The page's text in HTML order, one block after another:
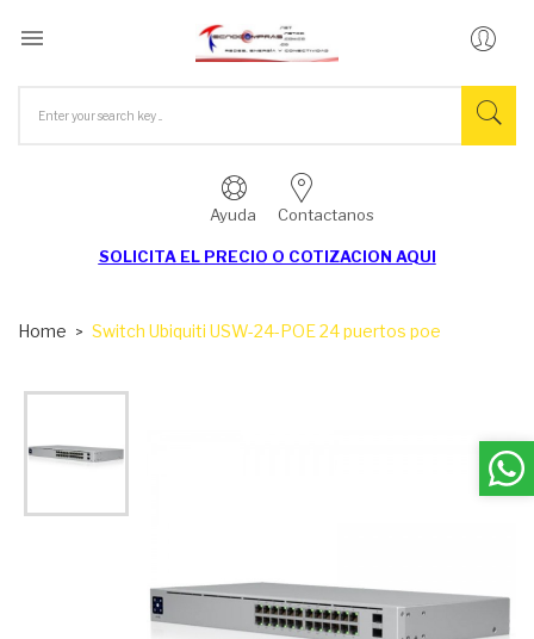

Ayuda Contactanos
SOLICITA EL PRECIO O COTIZACION AQUI
Home Switch Ubiquiti USW-24-POE 24 puertos poe